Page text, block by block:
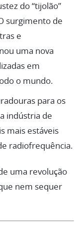
do “tijolão”
surgimento de
e
uma nova
em
o mundo.
para os
indústria de
mais estáveis
radiofrequência.
uma revolução
nem sequer